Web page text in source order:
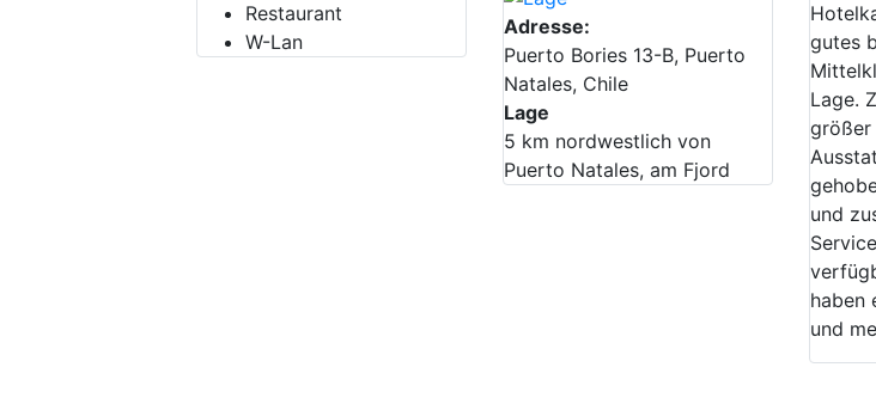
Restaurant
W-Lan
Adresse:
Puerto Bories 13-B, Puerto
Natales, Chile
Lage
5 km nordwestlich von
Puerto Natales, am Fjord
gutes
Lage.
größer
und
haben
und